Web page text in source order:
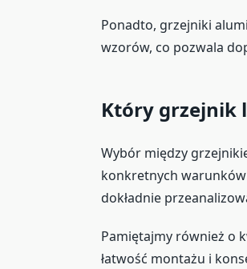
Ponadto, grzejniki
wzorów, co pozwala
Który grzejnik
Wybór między
konkretnych
dokładnie
Pamiętajmy również o
łatwość montażu i